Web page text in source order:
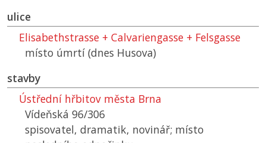
ulice
Elisabethstrasse + Calvariengasse + Felsgasse
místo úmrtí (dnes Husova)
stavby
Ústřední hřbitov města Brna
Vídeňská 96/306
spisovatel, dramatik, novinář; místo